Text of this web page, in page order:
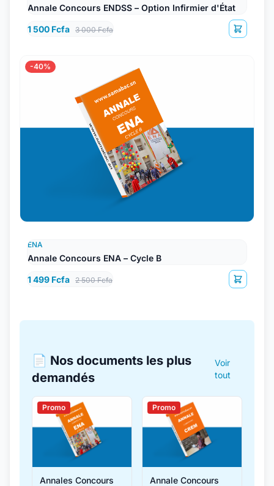
Annale Concours ENDSS – Option Infirmier d'État
1 500 Fcfa 3 000 Fcfa
-40%
ENA
Annale Concours ENA – Cycle B
1 499 Fcfa 2 500 Fcfa
📄 Nos documents les plus
demandés
Voir
tout
Promo
Annales Concours
Promo
Annale Concours